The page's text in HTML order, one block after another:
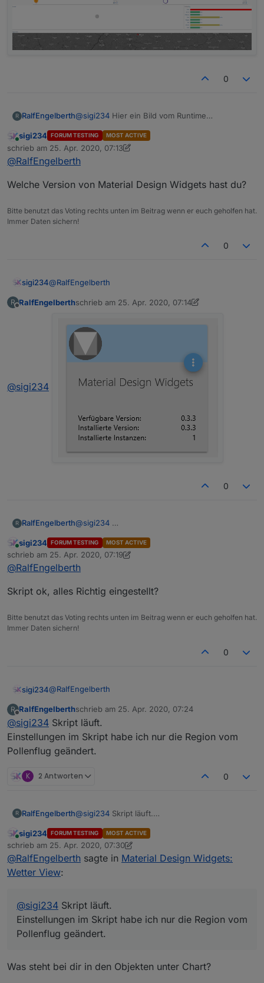
0
R RalfEngelberth@sigi234 Hier ein Bild vom Runtime
Online
sigi234 FORUM TESTING MOST ACTIVE
schrieb am 25. Apr. 2020, 07:13
zuletzt editiert von sigi234
@RalfEngelberth
Welche Version von Material Design Widgets hast du?
Bitte benutzt das Voting rechts unten im Beitrag wenn er euch geholfen hat.
Immer Daten sichern!
0
sigi234@RalfEngelberth
Welche Version von Material Design Widgets hast du?
R RalfEngelberthschrieb am 25. Apr. 2020, 07:14
zuletzt editiert von Negalein
@sigi234
0
R RalfEngelberth@sigi234
Online
sigi234 FORUM TESTING MOST ACTIVE
schrieb am 25. Apr. 2020, 07:19
zuletzt editiert von sigi234
@RalfEngelberth
Skript ok, alles Richtig eingestellt?
Bitte benutzt das Voting rechts unten im Beitrag wenn er euch geholfen hat.
Immer Daten sichern!
0
sigi234@RalfEngelberth
Skript ok, alles Richtig eingestellt?
R
Offline
RalfEngelberthschrieb am 25. Apr. 2020, 07:24
zuletzt editiert von
@sigi234 Skript läuft.
Einstellungen im Skript habe ich nur die Region vom
Pollenflug geändert.
K 2 Antworten 0
R RalfEngelberth@sigi234 Skript läuft.
vom Pollenflug geändert.
Online
sigi234 FORUM TESTING MOST ACTIVE
schrieb am 25. Apr. 2020, 07:30
zuletzt editiert von sigi234
@RalfEngelberth sagte in Material Design Widgets:
Wetter View:
@sigi234 Skript läuft.
Einstellungen im Skript habe ich nur die Region vom
Pollenflug geändert.
Was steht bei dir in den Objekten unter Chart?